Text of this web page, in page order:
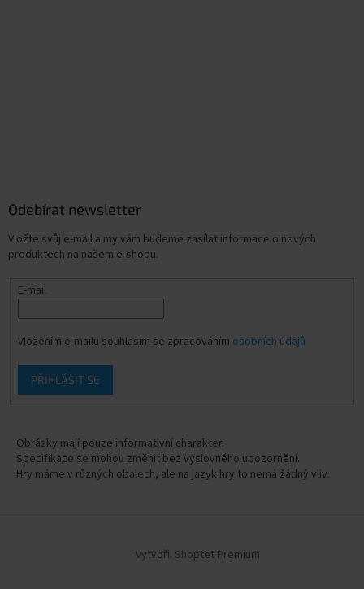
Odebírat newsletter
Vložte svůj e-mail a my vám budeme zasílat informace o nových
produktech na našem e-shopu.
E-mail
Vložením e-mailu souhlasím se zpracováním osobních údajů
PŘIHLÁSIT SE
Obrázky mají pouze informativní charakter.
Specifikace se mohou změnit bez výslovného upozornění.
Hry máme v různých obalech, ale na jazyk hry to nemá žádný vliv.
Vytvořil Shoptet Premium